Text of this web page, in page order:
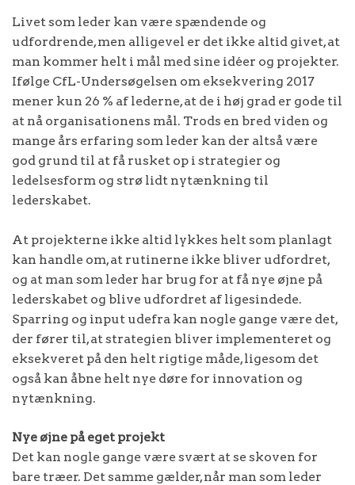
Livet som leder kan være spændende og
udfordrende, men alligevel er det ikke altid givet, at
man kommer helt i mål med sine idéer og projekter.
Ifølge CfL-Undersøgelsen om eksekvering 2017
mener kun 26 % af lederne, at de i høj grad er gode til
at nå organisationens mål. Trods en bred viden og
mange års erfaring som leder kan der altså være
god grund til at få rusket op i strategier og
ledelsesform og strø lidt nytænkning til
lederskabet.
At projekterne ikke altid lykkes helt som planlagt
kan handle om, at rutinerne ikke bliver udfordret,
og at man som leder har brug for at få nye øjne på
lederskabet og blive udfordret af ligesindede.
Sparring og input udefra kan nogle gange være det,
der fører til, at strategien bliver implementeret og
eksekveret på den helt rigtige måde, ligesom det
også kan åbne helt nye døre for innovation og
nytænkning.
Nye øjne på eget projekt
Det kan nogle gange være svært at se skoven for
bare træer. Det samme gælder, når man som leder